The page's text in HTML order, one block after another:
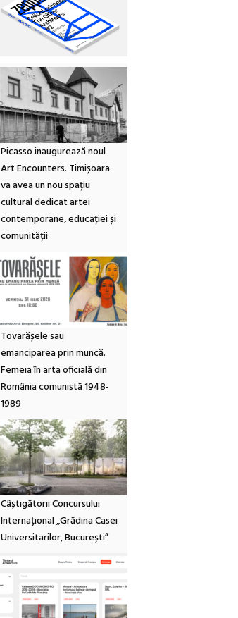
Picasso inaugurează noul
Art Encounters. Timișoara
va avea un nou spațiu
cultural dedicat artei
contemporane, educației și
comunității
Tovarășele sau
emanciparea prin muncă.
Femeia în arta oficială din
România comunistă 1948-
1989
Câștigătorii Concursului
Internațional „Grădina Casei
Universitarilor, București”